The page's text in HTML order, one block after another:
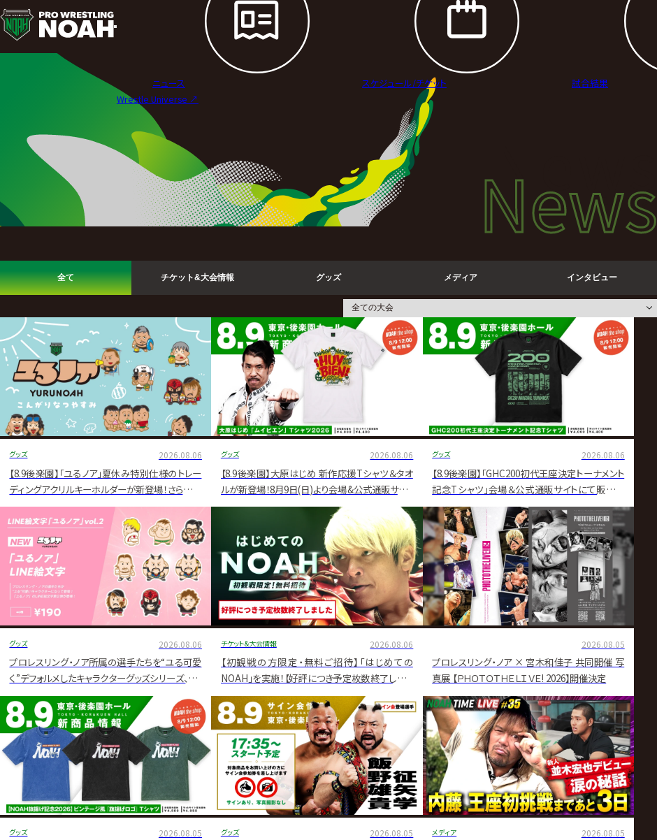
ニ
ュ
レ
ス
リ
ン
グ・
ノ
ア
公
式
サ
イ
ト
ニュース スケジュール/チケット 試合結果
Wrestle Universe ↗︎
Newsニュース
News
全て チケット&大会情報 グッズ メディア インタビュー
グッズ 2026.08.06
【8.9後楽園】「ユるノア」夏休み特別仕様のトレー
ディングアクリルキーホルダーが新登場！さらに通
販限定で特典付きコンプリートセットも発売決定！
グッズ 2026.08.06
【8.9後楽園】大原はじめ 新作応援Tシャツ＆タオ
ルが新登場！8月9日(日)より会場&公式通販サイト
にて販売スタート！
グッズ 2026.08.06
【8.9後楽園】「GHC200初代王座決定トーナメント
記念Tシャツ」会場＆公式通販サイトにて販売決
定！
グッズ 2026.08.06
プロレスリング・ノア所属の選手たちを“ユる可愛
く”デフォルメしたキャラクターグッズシリーズ、「ユ
るノア」のLINE絵文字第2弾が登場！
チケット&大会情報 2026.08.06
【初観戦の方限定・無料ご招待】「はじめての
NOAH」を実施！【好評につき予定枚数終了しまし
た】
2026.08.05
プロレスリング・ノア × 宮木和佳子 共同開催 写
真展 【ＰＨＯＴＯＴＨＥＬＩＶＥ! 2026】開催決定
グッズ 2026.08.05 グッズ 2026.08.05 メディア 2026.08.05